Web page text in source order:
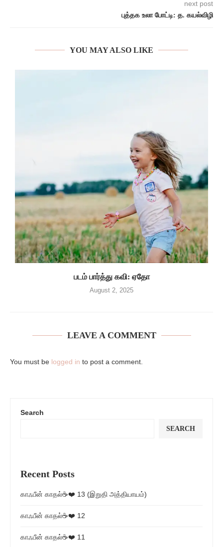
next post
புத்தக உலா போட்டி: த. கயல்விழி
YOU MAY ALSO LIKE
படம் பார்த்து கவி: ஏதோ
August 2, 2025
LEAVE A COMMENT
You must be logged in to post a comment.
Search
SEARCH
Recent Posts
காஃபீன் காதல்☕❤️ 13 (இறுதி அத்தியாயம்)
காஃபீன் காதல்☕❤️ 12
காஃபீன் காதல்☕❤️ 11